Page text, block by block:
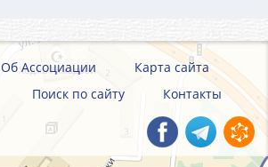
Об Ассоциации
Карта сайта
Поиск по сайту Контакты